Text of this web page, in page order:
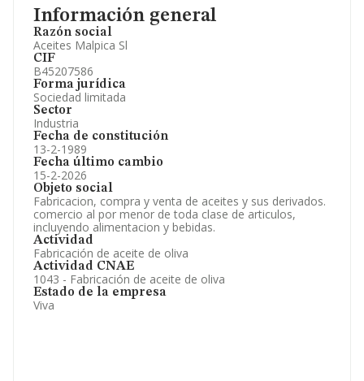
Información general
Razón social
Aceites Malpica Sl
CIF
B45207586
Forma jurídica
Sociedad limitada
Sector
Industria
Fecha de constitución
13-2-1989
Fecha último cambio
15-2-2026
Objeto social
Fabricacion, compra y venta de aceites y sus derivados.
comercio al por menor de toda clase de articulos,
incluyendo alimentacion y bebidas.
Actividad
Fabricación de aceite de oliva
Actividad CNAE
1043 - Fabricación de aceite de oliva
Estado de la empresa
Viva
Información oficial y registral complementaria.